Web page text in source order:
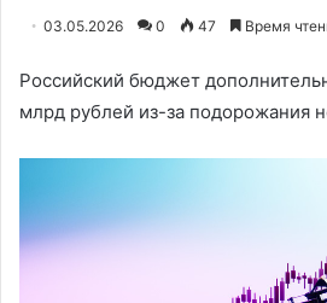
03.05.2026 0 47 Время
Российский бюджет
млрд рублей из-за подорожания